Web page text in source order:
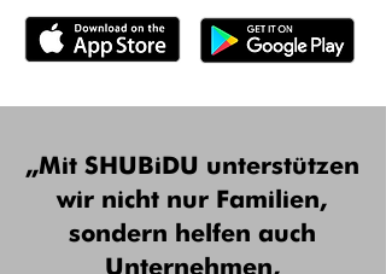
„Mit SHUBiDU unterstützen
wir nicht nur Familien,
sondern helfen auch
Unternehmen,